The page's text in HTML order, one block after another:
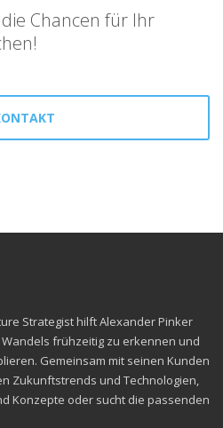
Chancen für Ihr
Strategist hilft Alexander Pinker
Wandels frühzeitig zu erkennen und
Gemeinsam mit seinen Kunden
Zukunftstrends und Technologien,
Konzepte oder sucht die passenden